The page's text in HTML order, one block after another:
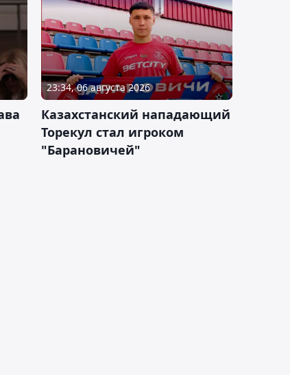
23:34, 06 августа 2026
Казахстанский нападающий
Торекул стал игроком
"Барановичей"